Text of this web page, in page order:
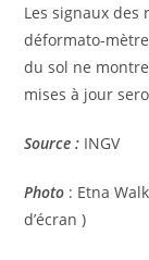
Les signaux des
déformato-
du sol ne
mises à jour
Source : INGV
Photo : Etna
d’écran )